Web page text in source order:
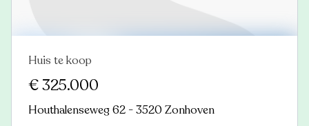
Nieuw
Huis te koop
€ 325.000
Houthalenseweg 62 - 3520 Zonhoven